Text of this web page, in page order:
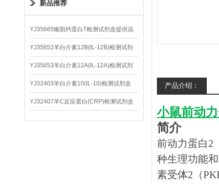
新品推荐
YJ35665猴肌钙蛋白T检测试剂盒提供说
明书
YJ35652羊白介素12B(IL-12B)检测试剂
盒
YJ35653羊白介素12A(IL-12A)检测试剂
盒
YJ32403羊白介素10(IL-10)检测试剂盒
YJ32407羊C反应蛋白(CRP)检测试剂盒
产品介绍：
小鼠前动
简介
前动力蛋白2
种生理功能
素受体2（